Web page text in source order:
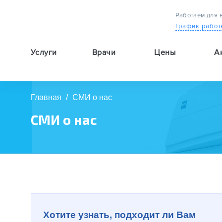
Работаем для
График
Услуги Врачи Цены
Главная / СМИ о нас
СМИ о нас
Хотите узнать, подходит ли Вам